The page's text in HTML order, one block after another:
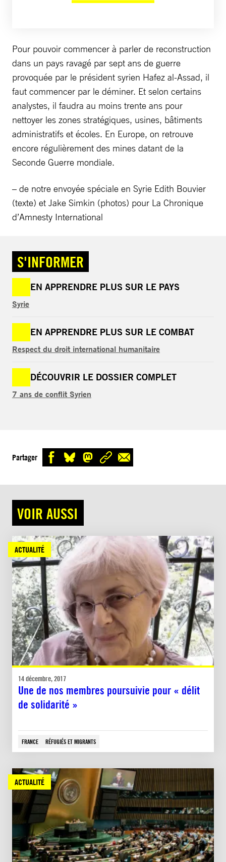
Pour pouvoir commencer à parler de reconstruction
dans un pays ravagé par sept ans de guerre
provoquée par le président syrien Hafez al-Assad, il
faut commencer par le déminer. Et selon certains
analystes, il faudra au moins trente ans pour
nettoyer les zones stratégiques, usines, bâtiments
administratifs et écoles. En Europe, on retrouve
encore régulièrement des mines datant de la
Seconde Guerre mondiale.
– de notre envoyée spéciale en Syrie Edith Bouvier
(texte) et Jake Simkin (photos) pour La Chronique
d’Amnesty International
S'INFORMER
EN APPRENDRE PLUS SUR LE PAYS
Syrie
EN APPRENDRE PLUS SUR LE COMBAT
Respect du droit international humanitaire
DÉCOUVRIR LE DOSSIER COMPLET
7 ans de conflit Syrien
Partager
VOIR AUSSI
ACTUALITÉ
14 décembre, 2017
Une de nos membres poursuivie pour « délit
de solidarité »
FRANCE RÉFUGIÉS ET MIGRANTS
ACTUALITÉ